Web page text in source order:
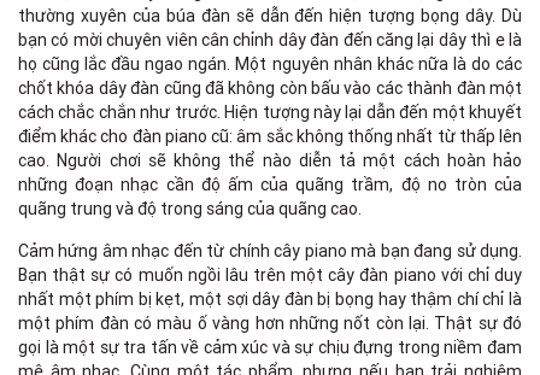
thường xuyên của búa đàn sẽ dẫn đến hiện tượng bọng dây. Dù
bạn có mời chuyên viên cân chỉnh dây đàn đến căng lại dây thì e là
họ cũng lắc đầu ngao ngán. Một nguyên nhân khác nữa là do các
chốt khóa dây đàn cũng đã không còn bấu vào các thành đàn một
cách chắc chắn như trước. Hiện tượng này lại dẫn đến một khuyết
điểm khác cho đàn piano cũ: âm sắc không thống nhất từ thấp lên
cao. Người chơi sẽ không thể nào diễn tả một cách hoàn hảo
những đoạn nhạc cần độ ấm của quãng trầm, độ no tròn của
quãng trung và độ trong sáng của quãng cao.
Cảm hứng âm nhạc đến từ chính cây piano mà bạn đang sử dụng.
Bạn thật sự có muốn ngồi lâu trên một cây đàn piano với chỉ duy
nhất một phím bị kẹt, một sợi dây đàn bị bọng hay thậm chí chỉ là
một phím đàn có màu ố vàng hơn những nốt còn lại. Thật sự đó
gọi là một sự tra tấn về cảm xúc và sự chịu đựng trong niềm đam